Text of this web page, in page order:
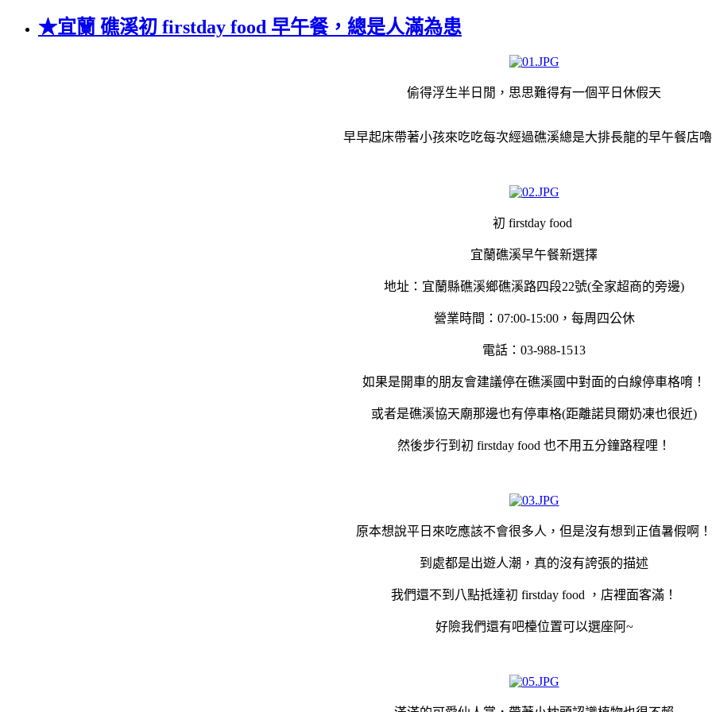
★宜蘭 礁溪初 firstday food 早午餐，總是人滿為患
偷得浮生半日閒，思思難得有一個平日休假天
早早起床帶著小孩來吃吃每次經過礁溪總是大排長龍的早午餐店
初 firstday food
宜蘭礁溪早午餐新選擇
地址：宜蘭縣礁溪鄉礁溪路四段22號(全家超商的旁邊)
營業時間：07:00-15:00，每周四公休
電話：03-988-1513
如果是開車的朋友會建議停在礁溪國中對面的白線停車格唷！
或者是礁溪協天廟那邊也有停車格(距離諾貝爾奶凍也很近)
然後步行到初 firstday food 也不用五分鐘路程哩！
原本想說平日來吃應該不會很多人，但是沒有想到正值暑假啊！
到處都是出遊人潮，真的沒有誇張的描述
我們還不到八點抵達初 firstday food ，店裡面客滿！
好險我們還有吧檯位置可以選座阿~